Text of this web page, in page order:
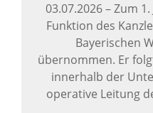
03.07.2026–Zum
Funktion des
Bayerischen
übernommen. Er
innerhalb der
operative Leitung